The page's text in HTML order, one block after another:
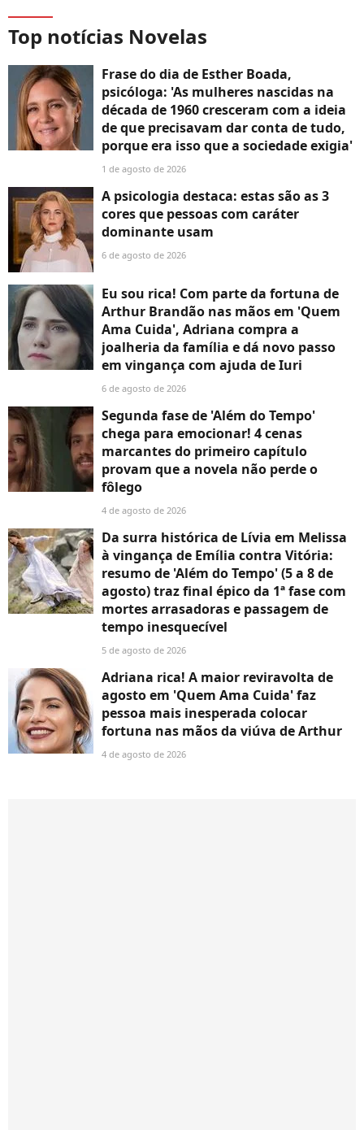
Top notícias Novelas
Frase do dia de Esther Boada,
psicóloga: 'As mulheres nascidas na
década de 1960 cresceram com a ideia
de que precisavam dar conta de tudo,
porque era isso que a sociedade exigia'
1 de agosto de 2026
A psicologia destaca: estas são as 3
cores que pessoas com caráter
dominante usam
6 de agosto de 2026
Eu sou rica! Com parte da fortuna de
Arthur Brandão nas mãos em 'Quem
Ama Cuida', Adriana compra a
joalheria da família e dá novo passo
em vingança com ajuda de Iuri
6 de agosto de 2026
Segunda fase de 'Além do Tempo'
chega para emocionar! 4 cenas
marcantes do primeiro capítulo
provam que a novela não perde o
fôlego
4 de agosto de 2026
Da surra histórica de Lívia em Melissa
à vingança de Emília contra Vitória:
resumo de 'Além do Tempo' (5 a 8 de
agosto) traz final épico da 1ª fase com
mortes arrasadoras e passagem de
tempo inesquecível
5 de agosto de 2026
Adriana rica! A maior reviravolta de
agosto em 'Quem Ama Cuida' faz
pessoa mais inesperada colocar
fortuna nas mãos da viúva de Arthur
4 de agosto de 2026